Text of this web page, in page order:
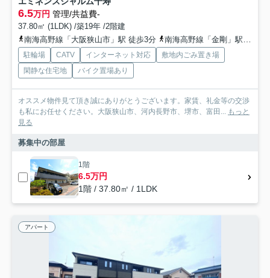
6.5万円 管理/共益費-
37.80㎡ (1LDK) /築19年 /2階建
南海高野線「大阪狭山市」駅 徒歩3分
南海高野線「金剛」駅 徒歩12分
駐輪場 CATV インターネット対応
敷地内ごみ置き場
閑静な住宅地
バイク置場あり
オススメ物件見て頂き誠にありがとうございます。家賃、礼金等の交渉
も私にお任せください。大阪狭山市、河内長野市、堺市、富田... もっと
見る
募集中の部屋
1階
6.5万円
1階 / 37.80㎡ / 1LDK
アパート